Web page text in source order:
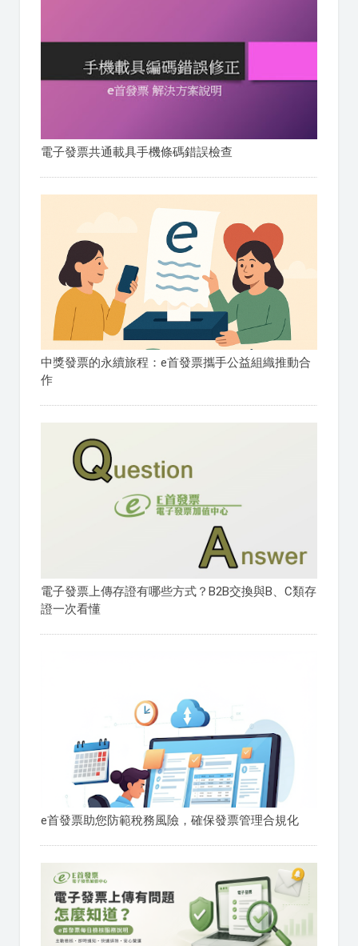
電子發票共通載具手機條碼錯誤檢查
中獎發票的永續旅程：e首發票攜手公益組織推動合
作
電子發票上傳存證有哪些方式？B2B交換與B、C類存
證一次看懂
e首發票助您防範稅務風險，確保發票管理合規化